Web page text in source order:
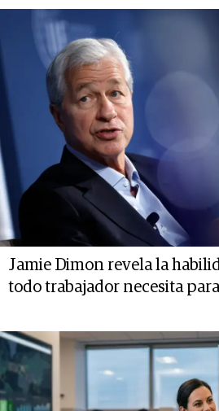
Jamie Dimon revela la
todo trabajador necesita